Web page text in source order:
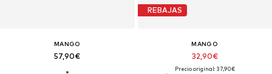
MANGO
57,90€
REBAJAS
MANGO
32,90€
Precio original: 37,90€